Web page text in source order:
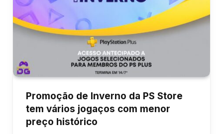
Promoção de Inverno da PS Store
tem vários jogaços com menor
preço histórico